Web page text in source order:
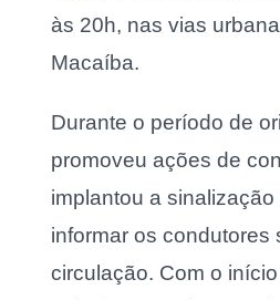
às 20h, nas vias
Macaíba.
Durante o período de
promoveu ações de
implantou a
informar os condutores
circulação. Com o